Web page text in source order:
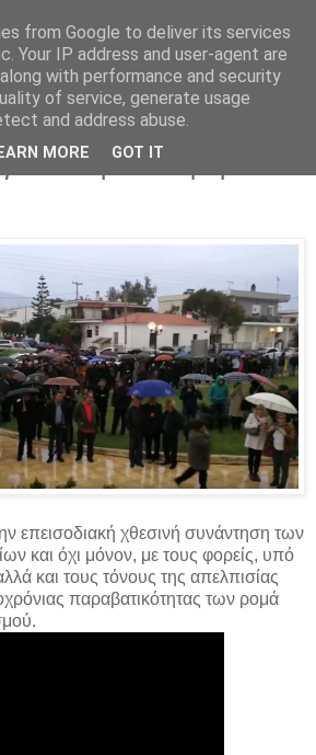
συγκέντρωση
το θέμα των ρομά -
επεισοδιακή χθεσινή συνάντηση των
και όχι μόνον, με τους φορείς, υπό
και τους τόνους της απελπισίας
παραβατικότητας των ρομά
from Google to deliver its services
Your IP address and user-agent are
with performance and security
of service, generate usage
and address abuse.
MORE GOT IT